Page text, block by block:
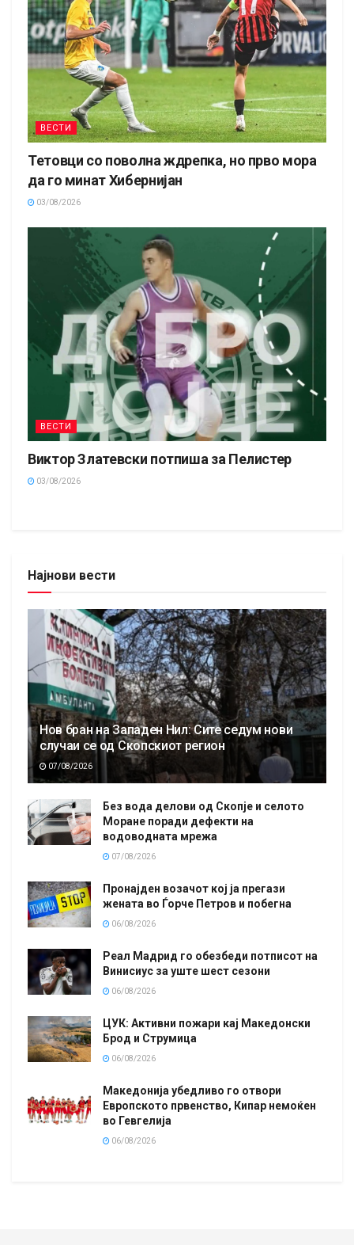
ВЕСТИ
Тетовци со поволна ждрепка, но прво мора
да го минат Хибернијан
03/08/2026
ВЕСТИ
Виктор Златевски потпиша за Пелистер
03/08/2026
Најнови вести
Нов бран на Западен Нил: Сите седум нови
случаи се од Скопскиот регион
07/08/2026
Без вода делови од Скопје и селото
Моране поради дефекти на
водоводната мрежа
07/08/2026
Пронајден возачот кој ја прегази
жената во Ѓорче Петров и побегна
06/08/2026
Реал Мадрид го обезбеди потписот на
Винисиус за уште шест сезони
06/08/2026
ЦУК: Активни пожари кај Македонски
Брод и Струмица
06/08/2026
Македонија убедливо го отвори
Европското првенство, Кипар немоќен
во Гевгелија
06/08/2026